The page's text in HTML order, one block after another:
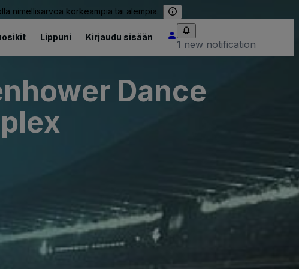
nimellisarvoa korkeampia tai alempia.
Lippuni Kirjaudu sisään
1 new notification
Dance